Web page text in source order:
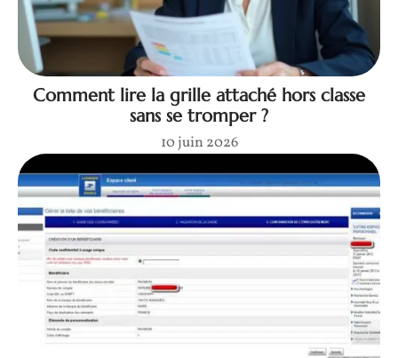
Comment lire la grille attaché hors classe
sans se tromper ?
10 juin 2026